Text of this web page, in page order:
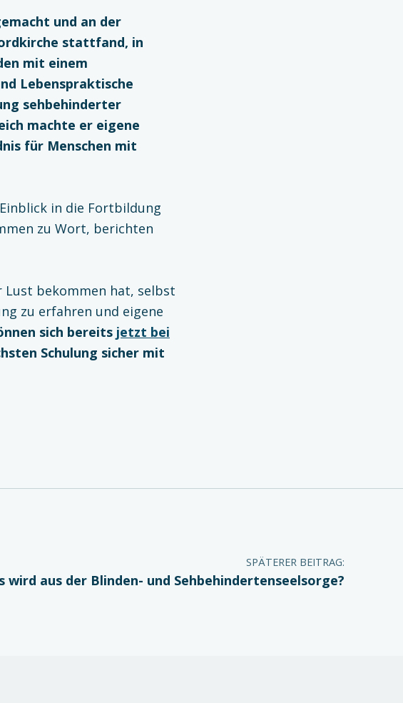
und an der
stattfand, in
mit einem
Lebenspraktische
sehbehinderter
machte er eigene
für Menschen mit
in die Fortbildung
zu Wort, berichten
bekommen hat, selbst
zu erfahren und eigene
sich bereits jetzt bei
Schulung sicher mit
SPÄTERER BEITRAG:
wird aus der Blinden- und Sehbehindertenseelsorge?